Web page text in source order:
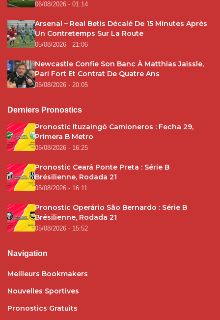
06/08/2026 - 01:14
Arsenal – Real Betis Décalé De 15 Minutes Après
Un Contretemps Sur La Route
05/08/2026 - 21:06
Newcastle Confie Son Banc À Matthias Jaissle,
Pari Fort Et Contrat De Quatre Ans
05/08/2026 - 20:05
Derniers Pronostics
Pronostic Ituzaingó Camioneros : Fecha 29,
Primera B Metro
05/08/2026 - 16:25
Pronostic Ceará Ponte Preta : Série B
Brésilienne, Rodada 21
05/08/2026 - 16:11
Pronostic Operário São Bernardo : Série B
Brésilienne, Rodada 21
05/08/2026 - 15:52
Navigation
Meilleurs Bookmakers
Nouvelles Sportives
Pronostics Gratuits